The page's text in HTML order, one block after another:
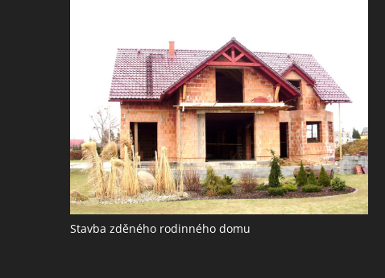
Stavba zděného rodinného domu